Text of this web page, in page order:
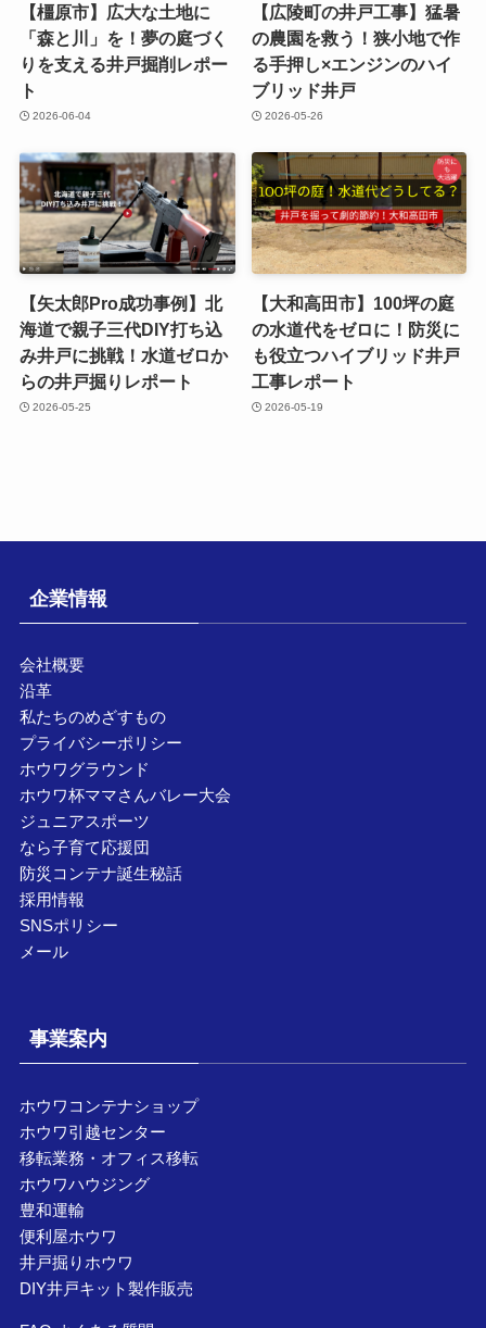
【橿原市】広大な土地に
「森と川」を！夢の庭づく
りを支える井戸掘削レポー
ト
2026-06-04
【広陵町の井戸工事】猛暑
の農園を救う！狭小地で作
る手押し×エンジンのハイ
ブリッド井戸
2026-05-26
【矢太郎Pro成功事例】北
海道で親子三代DIY打ち込
み井戸に挑戦！水道ゼロか
らの井戸掘りレポート
2026-05-25
【大和高田市】100坪の庭
の水道代をゼロに！防災に
も役立つハイブリッド井戸
工事レポート
2026-05-19
企業情報
会社概要
沿革
私たちのめざすもの
プライバシーポリシー
ホウワグラウンド
ホウワ杯ママさんバレー大会
ジュニアスポーツ
なら子育て応援団
防災コンテナ誕生秘話
採用情報
SNSポリシー
メール
事業案内
ホウワコンテナショップ
ホウワ引越センター
移転業務・オフィス移転
ホウワハウジング
豊和運輸
便利屋ホウワ
井戸掘りホウワ
DIY井戸キット製作販売